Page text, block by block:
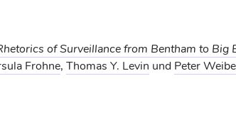
of Surveillance from Bentham to
Frohne, Thomas Y. Levin und Peter